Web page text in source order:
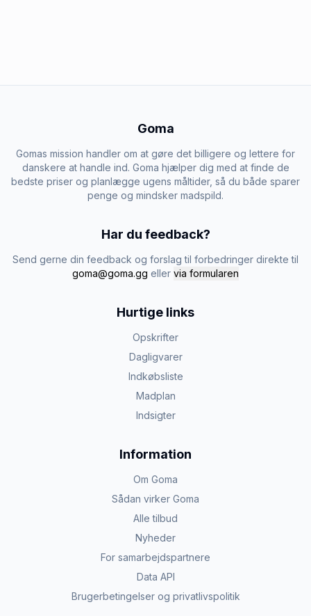
Goma
Gomas mission handler om at gøre det billigere og lettere for
danskere at handle ind. Goma hjælper dig med at finde de
bedste priser og planlægge ugens måltider, så du både sparer
penge og mindsker madspild.
Har du feedback?
Send gerne din feedback og forslag til forbedringer direkte til
goma@goma.gg eller via formularen
Hurtige links
Opskrifter
Dagligvarer
Indkøbsliste
Madplan
Indsigter
Information
Om Goma
Sådan virker Goma
Alle tilbud
Nyheder
For samarbejdspartnere
Data API
Brugerbetingelser og privatlivspolitik